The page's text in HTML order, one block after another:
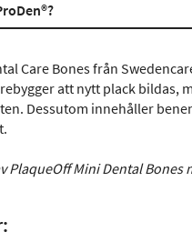
Care Bones från
att nytt plack bildas,
Dessutom innehåller
PlaqueOff Mini Dental